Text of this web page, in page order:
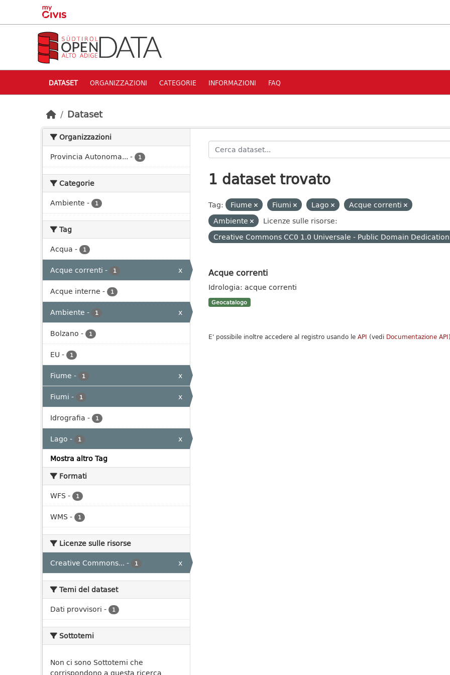
Skip to main content
DATASET ORGANIZZAZIONI CATEGORIE INFORMAZIONI FAQ
Dataset
Organizzazioni
Provincia Autonoma... - 1
Categorie
Ambiente - 1
Tag
Acqua - 1
Acque correnti - 1
x
Acque interne - 1
Ambiente - 1
x
Bolzano - 1
EU - 1
Fiume - 1
x
Fiumi - 1
x
Idrografia - 1
Lago - 1
x
Mostra altro Tag
Formati
WFS - 1
WMS - 1
Licenze sulle risorse
Creative Commons... - 1 x
Temi del dataset
Dati provvisori - 1
Sottotemi
Non ci sono Sottotemi che
corrispondono a questa ricerca
1 dataset trovato
Tag: Fiume Fiumi Lago
Acque correnti
Ambiente
Licenze sulle risorse:
Creative Commons CC0 1.0 Universale - Public Domain
Acque correnti
Idrologia: acque correnti
Geocatalogo
E' possibile inoltre accedere al registro usando le API (vedi Documentazione API